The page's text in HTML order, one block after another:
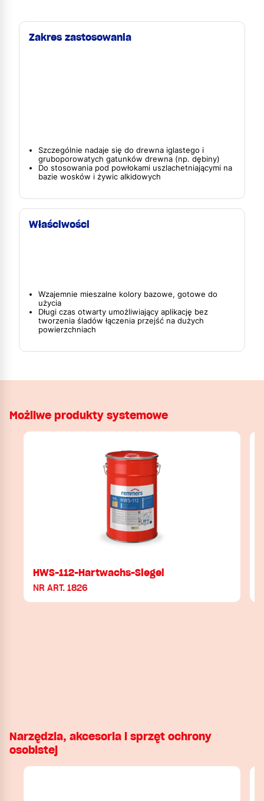
Zakres zastosowania
Szczególnie nadaje się do drewna iglastego i
gruboporowatych gatunków drewna (np. dębiny)
Do stosowania pod powłokami uszlachetniającymi na
bazie wosków i żywic alkidowych
Właściwości
Wzajemnie mieszalne kolory bazowe, gotowe do
użycia
Długi czas otwarty umożliwiający aplikację bez
tworzenia śladów łączenia przejść na dużych
powierzchniach
Możliwe produkty systemowe
HWS-112-Hartwachs-Siegel
NR ART. 1826
Narzędzia, akcesoria i sprzęt ochrony
osobistej